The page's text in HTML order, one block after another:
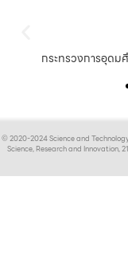
กระทรวงการอุดม
© 2020-2024 Science and
Science, Research and Innovation,